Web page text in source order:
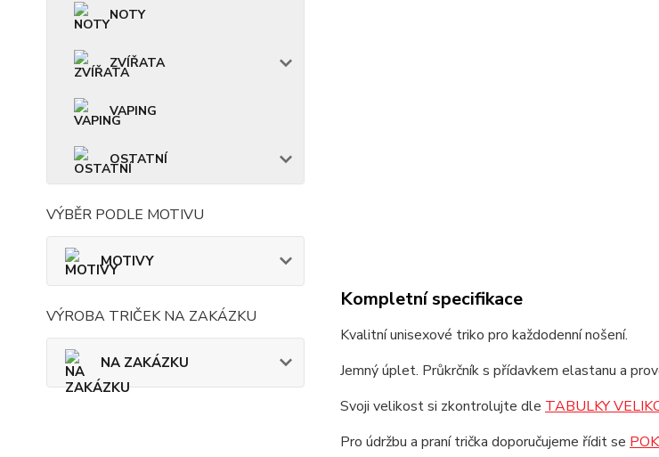
NOTY
ZVÍŘATA
VAPING
OSTATNÍ
VÝBĚR PODLE MOTIVU
MOTIVY
VÝROBA TRIČEK NA ZAKÁZKU
NA ZAKÁZKU
Kompletní specifikace
Kvalitní unisexové triko pro každodenní nošení.
Jemný úplet. Průkrčník s přídavkem elastanu a
Svoji velikost si zkontrolujte dle TABULKY
Pro údržbu a praní trička doporučujeme řídit se